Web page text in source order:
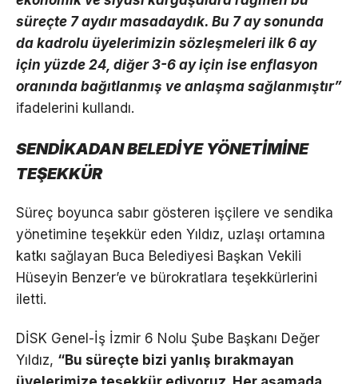
süreçte 7 aydır masadaydık. Bu 7 ay sonunda
da kadrolu üyelerimizin sözleşmeleri ilk 6 ay
için yüzde 24, diğer 3-6 ay için ise enflasyon
oranında bağıtlanmış ve anlaşma sağlanmıştır”
ifadelerini kullandı.
SENDİKADAN BELEDİYE YÖNETİMİNE
TEŞEKKÜR
Süreç boyunca sabır gösteren işçilere ve sendika
yönetimine teşekkür eden Yıldız, uzlaşı ortamına
katkı sağlayan Buca Belediyesi Başkan Vekili
Hüseyin Benzer’e ve bürokratlara teşekkürlerini
iletti.
DİSK Genel-İş İzmir 6 Nolu Şube Başkanı Değer
Yıldız, “Bu süreçte bizi yanlış bırakmayan